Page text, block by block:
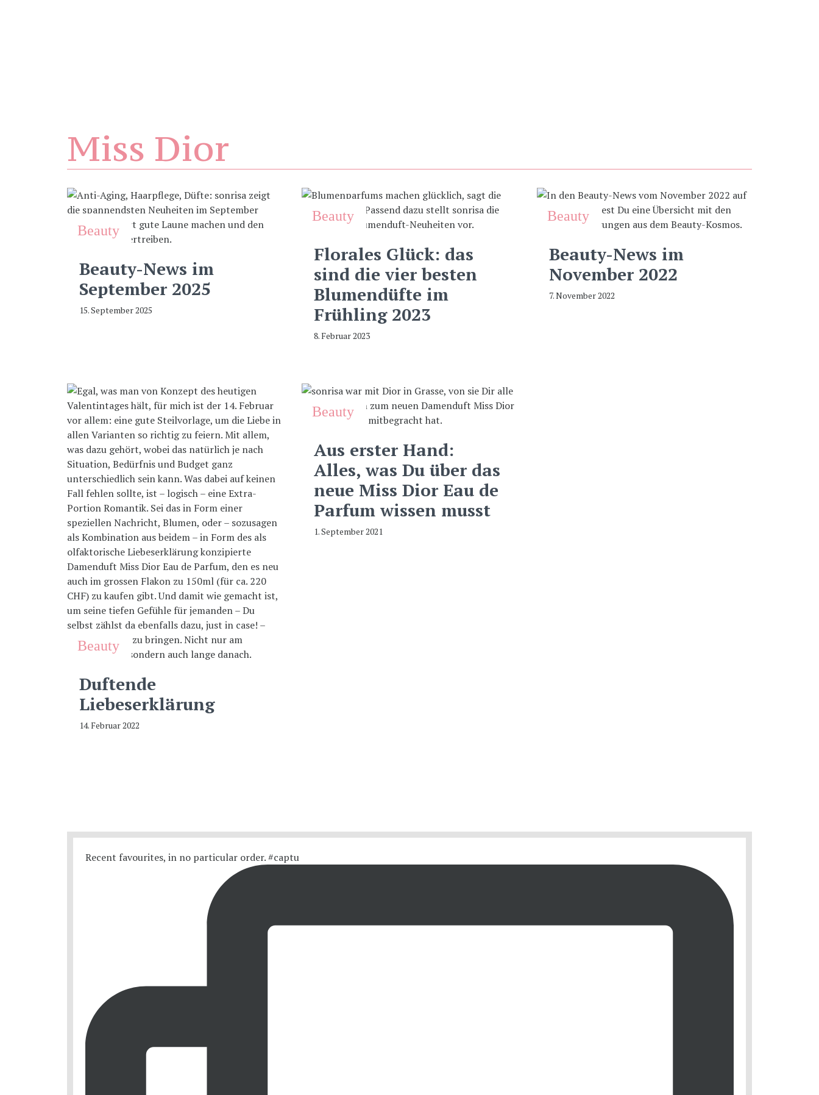
Miss Dior
Beauty
Beauty-News im
September 2025
15. September 2025
Beauty
Florales Glück: das
sind die vier besten
Blumendüfte im
Frühling 2023
8. Februar 2023
Beauty
Beauty-News im
November 2022
7. November 2022
Beauty
Duftende
Liebeserklärung
14. Februar 2022
Beauty
Aus erster Hand:
Alles, was Du über das
neue Miss Dior Eau de
Parfum wissen musst
1. September 2021
Recent favourites, in no particular order. #captu